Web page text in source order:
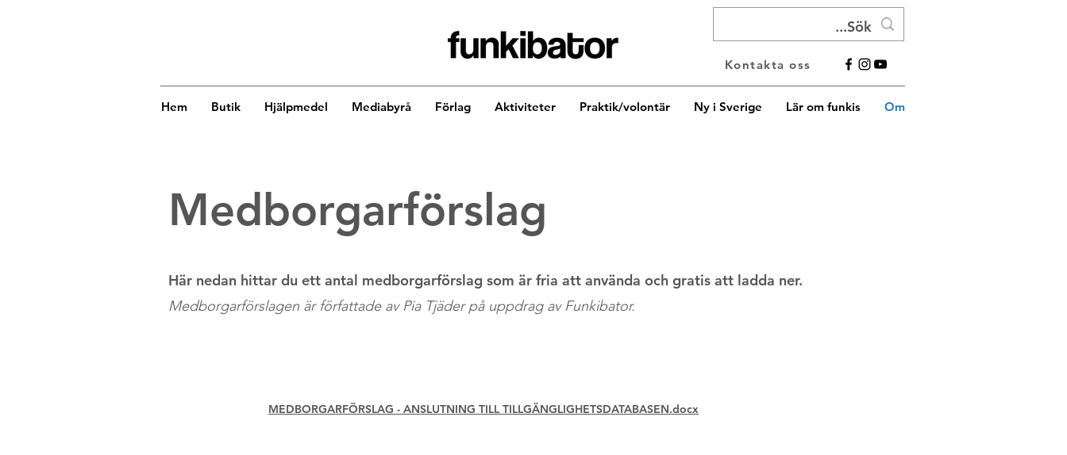
Kontakta oss
Hem Butik Hjälpmedel Mediabyrå Förlag Aktiviteter Praktik/volontär Ny i Sverige Lär om funkis Om
Medborgarförslag
Här nedan hittar du ett antal medborgarförslag som är fria att använda och gratis att ladda ner.
Medborgarförslagen är författade av Pia Tjäder på uppdrag av Funkibator.
MEDBORGARFÖRSLAG - ANSLUTNING TILL TILLGÄNGLIGHETSDATABASEN.docx